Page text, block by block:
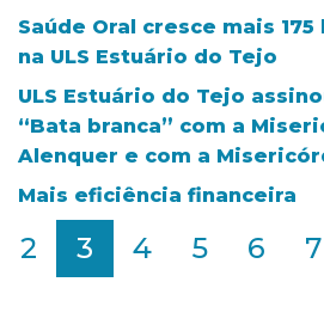
Saúde Oral cresce mais
na ULS Estuário do Tejo
ULS Estuário do Tejo
“Bata branca” com a
Alenquer e com a
Mais eficiência financeira
2 3 4 5 6 7